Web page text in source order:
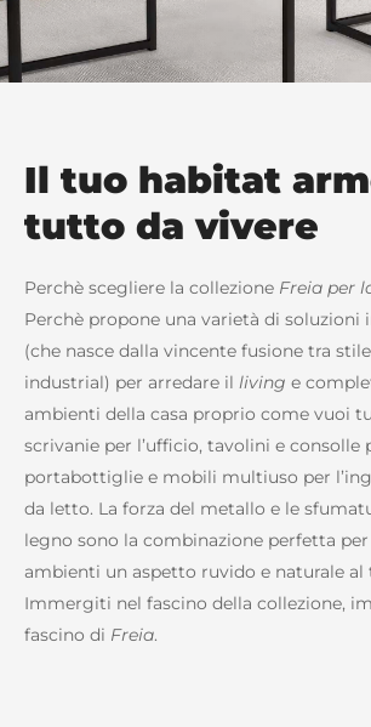
Il tuo habitat
tutto da vivere
Perchè scegliere la collezione Freia per
Perchè propone una varietà di soluzioni
(che nasce dalla vincente fusione tra
industrial) per arredare il living e
ambienti della casa proprio come vuoi
scrivanie per l’ufficio, tavolini e consolle
portabottiglie e mobili multiuso per
da letto. La forza del metallo e le
legno sono la combinazione perfetta
ambienti un aspetto ruvido e naturale al
Immergiti nel fascino della collezione,
fascino di Freia.